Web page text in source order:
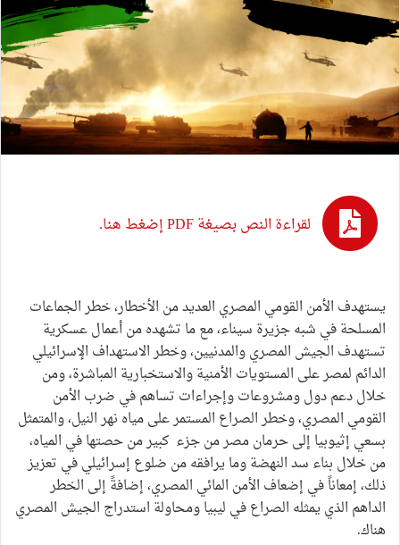
لقراءة النص بصيغة PDF إضغط هنا.
يستهدف الأمن القومي المصري العديد من الأخطار، خطر الجماعات
المسلحة في شبه جزيرة سيناء، مع ما تشهده من أعمال عسكرية
تستهدف الجيش المصري والمدنيين، وخطر الاستهداف الإسرائيلي
الدائم لمصر على المستويات الأمنية والاستخبارية المباشرة، ومن
خلال دعم دول ومشروعات وإجراءات تساهم في ضرب الأمن
القومي المصري، وخطر الصراع المستمر على مياه نهر النيل، والمتمثل
بسعي إثيوبيا إلى حرمان مصر من جزء كبير من حصتها في المياه،
من خلال بناء سد النهضة وما يرافقه من ضلوع إسرائيلي في تعزيز
ذلك، إمعاناً في إضعاف الأمن المائي المصري، إضافةً إلى الخطر
الداهم الذي يمثله الصراع في ليبيا ومحاولة استدراج الجيش المصري
هناك.